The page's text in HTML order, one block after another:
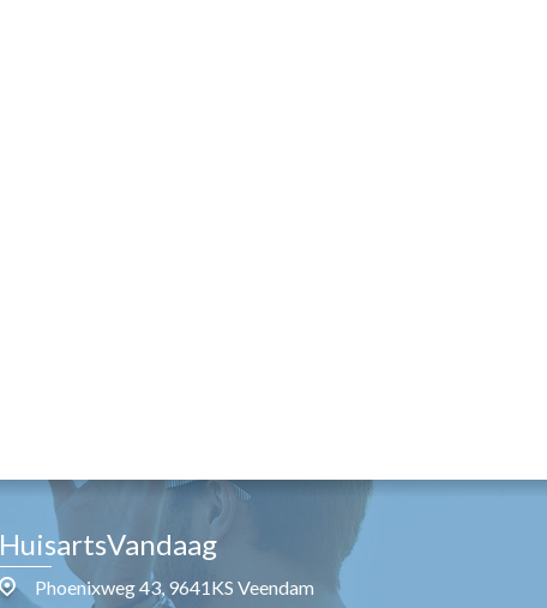
HuisartsVandaag
Phoenixweg 43, 9641KS Veendam